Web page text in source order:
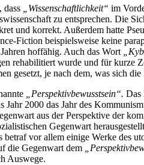
dass
„Wissenschaftlichkeit“ im
zu entsprechen. Die
und korrekt. Außerdem hatte
Fiction beispielsweise keine
hoffähig. Auch das Wort
rehabilitiert wurde und für kurze
gesetzt, je nach dem, was sich
„Perspektivbewusstsein“.Das
2000 das Jahr des
aus der Perspektive der
Gegenwart
vor allem einige Werke des
die Gegenwart dem
Auswege.